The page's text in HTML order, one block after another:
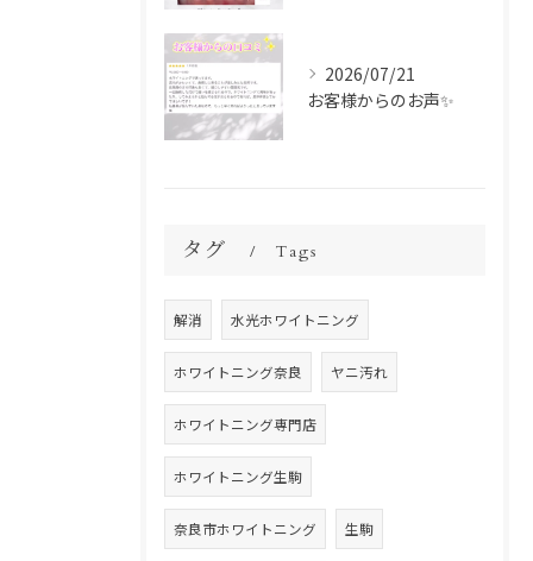
2026/07/21
お客様からのお声✨
タグ Tags
解消 水光ホワイトニング
ホワイトニング奈良 ヤニ汚れ
ホワイトニング専門店
ホワイトニング生駒
奈良市ホワイトニング 生駒